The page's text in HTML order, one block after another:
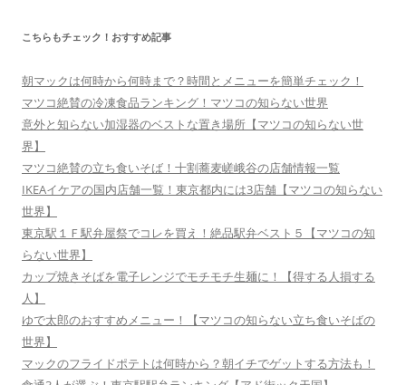
こちらもチェック！おすすめ記事
朝マックは何時から何時まで？時間とメニューを簡単チェック！
マツコ絶賛の冷凍食品ランキング！マツコの知らない世界
意外と知らない加湿器のベストな置き場所【マツコの知らない世
界】
マツコ絶賛の立ち食いそば！十割蕎麦嵯峨谷の店舗情報一覧
IKEAイケアの国内店舗一覧！東京都内には3店舗【マツコの知らない
世界】
東京駅１Ｆ駅弁屋祭でコレを買え！絶品駅弁ベスト５【マツコの知
らない世界】
カップ焼きそばを電子レンジでモチモチ生麺に！【得する人損する
人】
ゆで太郎のおすすめメニュー！【マツコの知らない立ち食いそばの
世界】
マックのフライドポテトは何時から？朝イチでゲットする方法も！